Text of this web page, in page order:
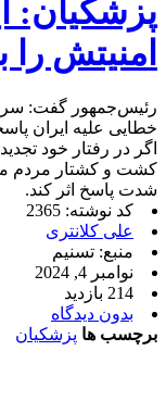
پزشکیان:
امنیتش
رئیس‌جمهور گفت:
خطایی علیه ایران
اگر در رفتار خود
کشت و کشتار مردم
شدت پاسخ اثر کند.
کد نوشته: 2365
علی کلانتری
منبع: تسنیم
نوامبر 4, 2024
214 بازدید
بدون دیدگاه
برچسب ها پزشکیان